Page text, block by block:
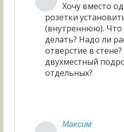
Хочу вместо
розетки
(внутреннюю). Что
делать? Надо ли
отверстие в
двухместный
отдельных?
Максим